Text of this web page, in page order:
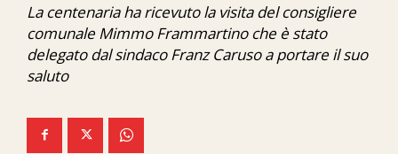
Economia
Ita-Mondo
We Calabria
La centenaria ha ricevuto la visita del consigliere
comunale Mimmo Frammartino che è stato
delegato dal sindaco Franz Caruso a portare il suo
saluto